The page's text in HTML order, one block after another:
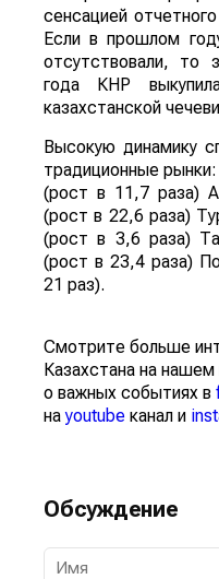
сенсацией
Если в прошлом
отсутствовали, то
года КНР
казахстанской
Высокую динамику
традиционные
(рост в 11,7 раза)
(рост в 22,6 раза)
(рост в 3,6 раза)
(рост в 23,4 раза)
21 раз).
Смотрите больше
Казахстана на нашем
о важных событиях в
наyoutube канал и
Обсуждение